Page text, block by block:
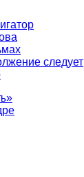
следует